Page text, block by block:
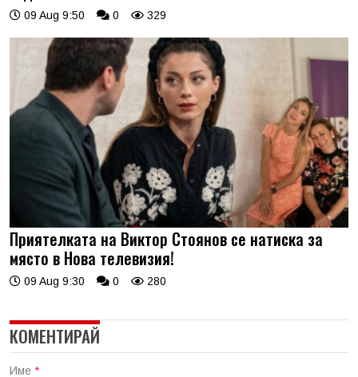
09 Aug 9:50 0 329
Приятелката на Виктор Стоянов се натиска за
място в Нова телевизия!
09 Aug 9:30 0 280
КОМЕНТИРАЙ
Име *